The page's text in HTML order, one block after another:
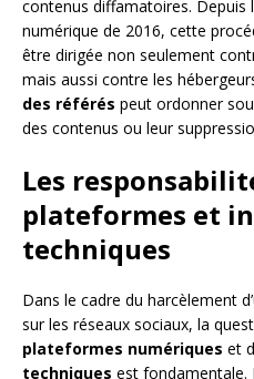
contenus diffamatoires. Depuis
numérique de 2016, cette
être dirigée non seulement
mais aussi contre les
des référés peut ordonner
des contenus ou leur
Les
plateformes et
techniques
Dans le cadre du harcèlement
sur les réseaux sociaux, la
plateformes numériques et
techniques est fondamentale.